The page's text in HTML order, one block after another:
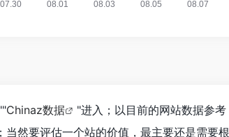
Chinaz数据
"进入；以目前的网站数据参
然要评估一个站的价值，最主要还是需要